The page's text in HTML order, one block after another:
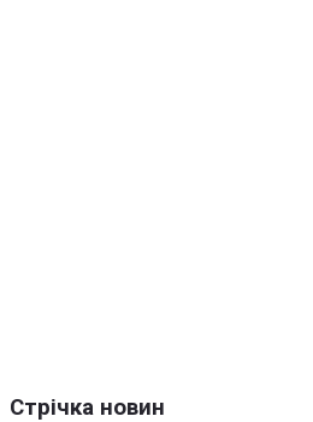
Стрічка новин